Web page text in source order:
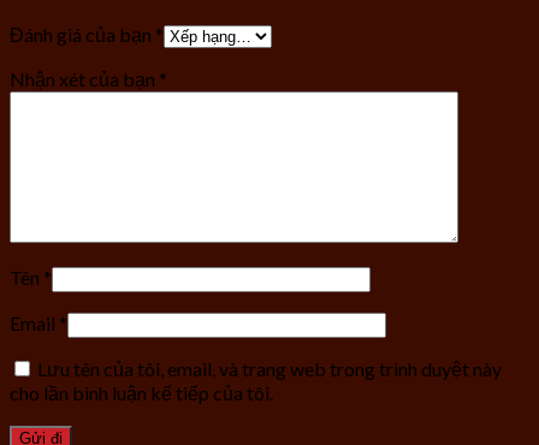
Đánh giá của bạn *
Nhận xét của bạn *
Tên *
Email *
Lưu tên của tôi, email, và trang web trong trình duyệt này
cho lần bình luận kế tiếp của tôi.